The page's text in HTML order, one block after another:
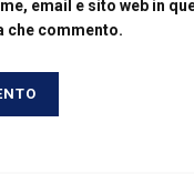
email e sito web in
che commento.